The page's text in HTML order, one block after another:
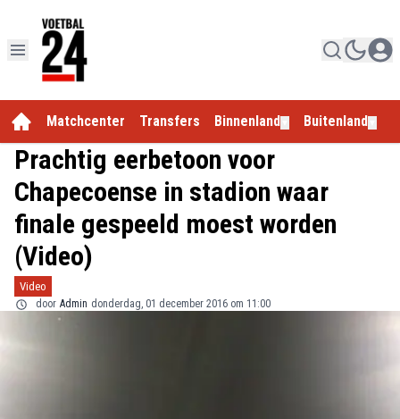
Matchcenter Transfers Binnenland Buitenland
Prachtig eerbetoon voor
Chapecoense in stadion waar
finale gespeeld moest worden
(Video)
Video
door Admin donderdag, 01 december 2016 om 11:00